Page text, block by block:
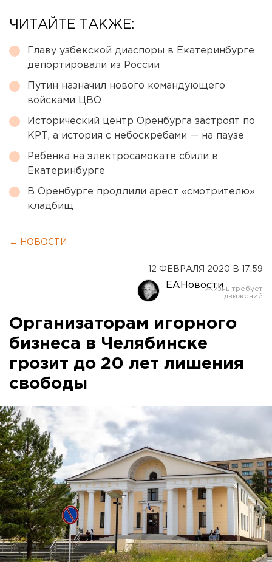
ЧИТАЙТЕ ТАКЖЕ:
Главу узбекской диаспоры в Екатеринбурге
депортировали из России
Путин назначил нового командующего
войсками ЦВО
Исторический центр Оренбурга застроят по
КРТ, а история с небоскребами — на паузе
Ребенка на электросамокате сбили в
Екатеринбурге
В Оренбурге продлили арест «смотрителю»
кладбищ
← НОВОСТИ
12 ФЕВРАЛЯ 2020 В 17:59
ЕАНовости
Организаторам игорного
бизнеса в Челябинске
грозит до 20 лет лишения
свободы